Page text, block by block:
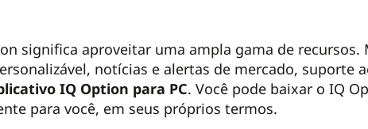
significa aproveitar uma ampla gama de
notícias e alertas de mercado, suporte
IQ Option para PC. Você pode baixar o IQ
para você, em seus próprios termos.